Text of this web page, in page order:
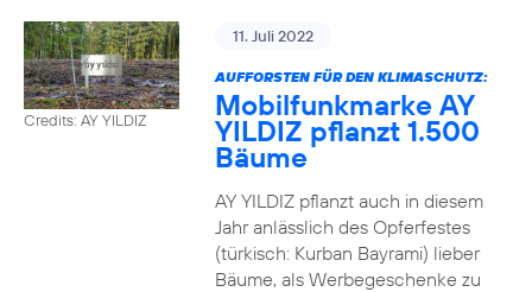
Credits: AY YILDIZ
11. Juli 2022
AUFFORSTEN FÜR DEN KLIMASCHUTZ:
Mobilfunkmarke AY
YILDIZ pflanzt 1.500
Bäume
AY YILDIZ pflanzt auch in diesem
Jahr anlässlich des Opferfestes
(türkisch: Kurban Bayrami) lieber
Bäume, als Werbegeschenke zu